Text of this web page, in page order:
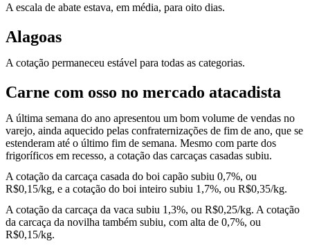
A escala de abate estava, em média, para oito dias.
Alagoas
A cotação permaneceu estável para todas as categorias.
Carne com osso no mercado atacadista
A última semana do ano apresentou um bom volume de vendas no
varejo, ainda aquecido pelas confraternizações de fim de ano, que se
estenderam até o último fim de semana. Mesmo com parte dos
frigoríficos em recesso, a cotação das carcaças casadas subiu.
A cotação da carcaça casada do boi capão subiu 0,7%, ou
R$0,15/kg, e a cotação do boi inteiro subiu 1,7%, ou R$0,35/kg.
A cotação da carcaça da vaca subiu 1,3%, ou R$0,25/kg. A cotação
da carcaça da novilha também subiu, com alta de 0,7%, ou
R$0,15/kg.